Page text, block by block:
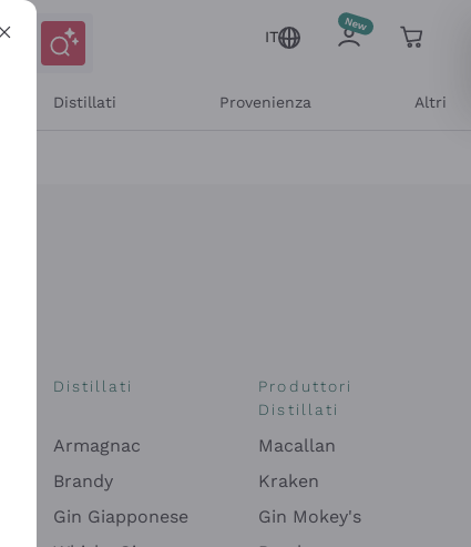
IT
Distillati Provenienza Altri
Distillati
Armagnac
Brandy
Gin Giapponese
Produttori
Distillati
Macallan
Kraken
Gin Mokey's